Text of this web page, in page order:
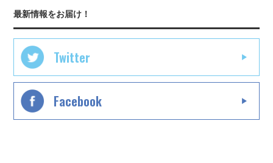
最新情報をお届け！
Twitter
Facebook